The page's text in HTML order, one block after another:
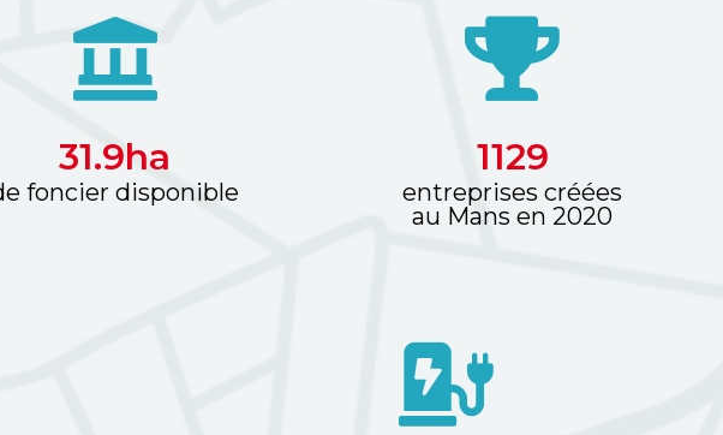
36.4ha
foncier disponible
1289
entreprises créées
au Mans en 2020